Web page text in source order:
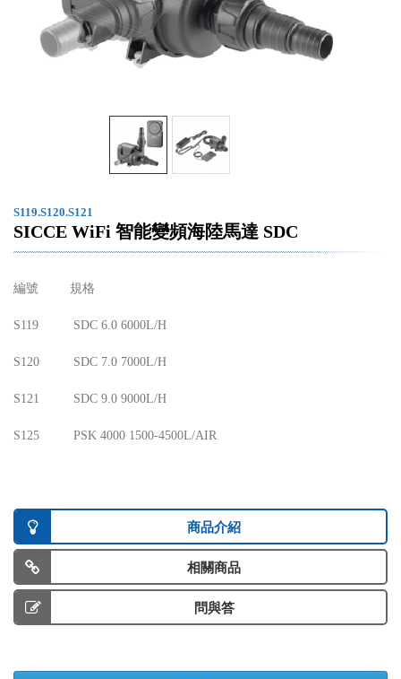
S119.S120.S121
SICCE WiFi 智能變頻海陸馬達 SDC
編號 規格
S119 SDC 6.0 6000L/H
S120 SDC 7.0 7000L/H
S121 SDC 9.0 9000L/H
S125 PSK 4000 1500-4500L/AIR
商品介紹
相關商品
問與答